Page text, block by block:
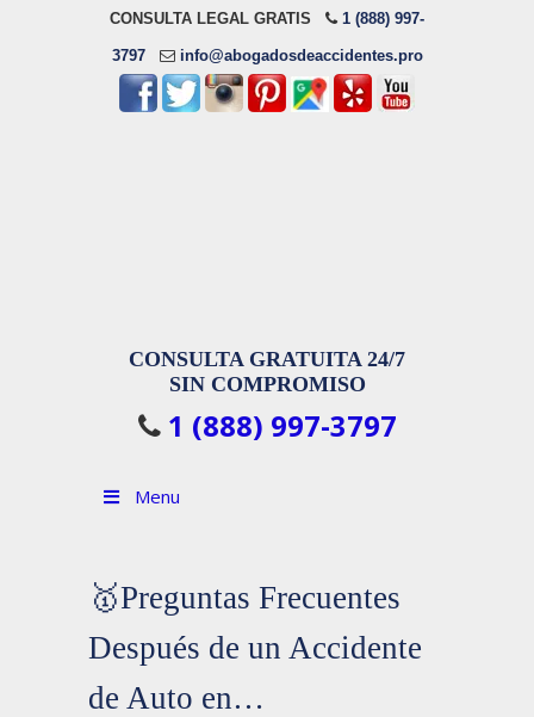
CONSULTA LEGAL GRATIS 1 (888) 997-
3797 info@abogadosdeaccidentes.pro
CONSULTA GRATUITA 24/7
SIN COMPROMISO
1 (888) 997-3797
Menu
🥇Preguntas Frecuentes
Después de un Accidente
de Auto en…